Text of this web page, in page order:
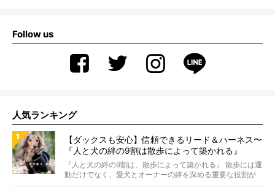
Follow us
人気ランキング
【ダックスも安心】信頼できるリード＆ハーネス〜
『人と犬の絆の9割は散歩によって築かれる』
WOLFGANG MAN＆BEAST〜
『人と犬の絆の9割は、散歩によって築かれる』 散歩には運
動だけでなく、愛犬とオーナーの絆を深める重要な役割が
あ...